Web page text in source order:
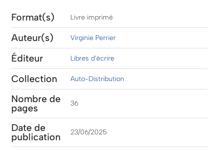
Format(s) Livre imprimé
Auteur(s) Virginie Perrier
Éditeur Libres d'écrire
Collection Auto-Distribution
Nombre de
pages 36
Date de
publication 23/06/2025